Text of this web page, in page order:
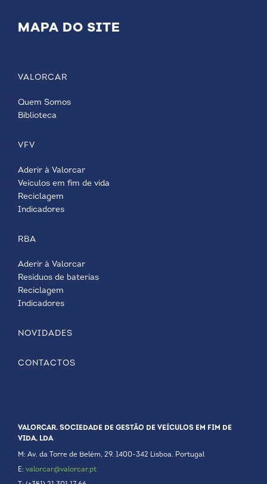
MAPA DO SITE
VALORCAR
Quem Somos
Biblioteca
VFV
Aderir à Valorcar
Veículos em fim de vida
Reciclagem
Indicadores
RBA
Aderir à Valorcar
Resíduos de baterias
Reciclagem
Indicadores
NOVIDADES
CONTACTOS
VALORCAR. SOCIEDADE DE GESTÃO DE VEÍCULOS EM FIM DE
VIDA, LDA
M: Av. da Torre de Belém, 29. 1400-342 Lisboa. Portugal
E: valorcar@valorcar.pt